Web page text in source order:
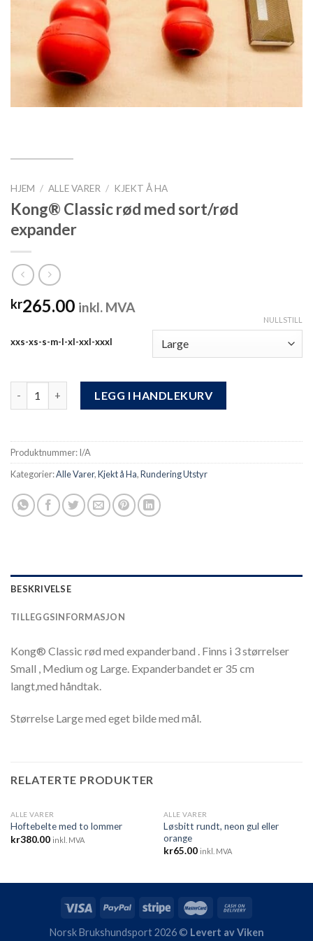
HJEM / ALLE VARER / KJEKT Å HA
Kong® Classic rød med sort/rød
expander
kr265.00 inkl. MVA
xxs-xs-s-m-l-xl-xxl-xxxl
NULLSTILL
LEGG I HANDLEKURV
Produktnummer:I/A
Kategorier:Alle Varer,Kjekt å Ha,Rundering Utstyr
BESKRIVELSE
TILLEGGSINFORMASJON
Kong® Classic rød med expanderband . Finns i 3 størrelser
Small , Medium og Large. Expanderbandet er 35 cm
langt,med håndtak.
Størrelse Large med eget bilde med mål.
RELATERTE PRODUKTER
ALLE VARER
Hoftebelte med to lommer
kr380.00 inkl. MVA
ALLE VARER
Løsbitt rundt, neon gul eller
orange
kr65.00 inkl. MVA
Norsk Brukshundsport 2026 © Levert av Viken